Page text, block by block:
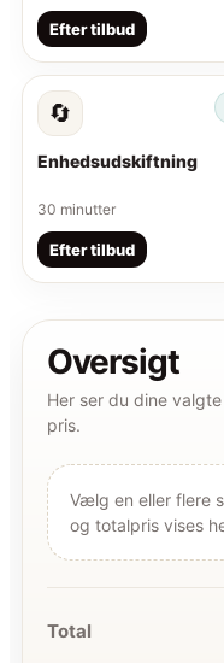
Efter tilbud
🔄
Enhedsudskiftning
30 minutter
Efter tilbud
Oversigt
Her ser du dine
pris.
Vælg en eller flere
og totalpris vises
Total